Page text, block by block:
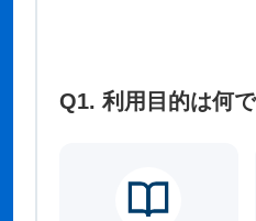
Q1. 利用目的は何